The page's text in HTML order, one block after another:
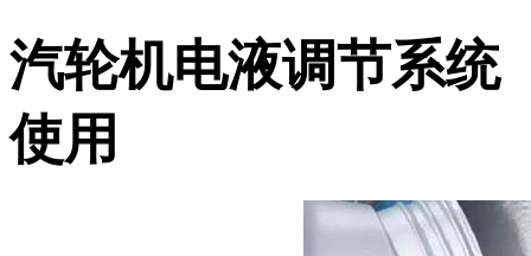
汽轮机电液调节系统
使用